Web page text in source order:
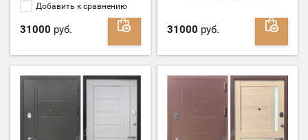
Добавить к сравнению
31000 руб. 31000 руб.